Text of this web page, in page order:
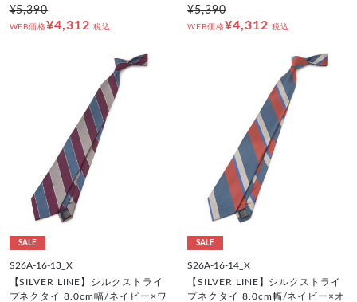
¥5,390
WEB価格¥4,312 税込
¥5,390
WEB価格¥4,312 税込
SALE
S26A-16-13_X
【SILVER LINE】シルクストライ
プネクタイ 8.0cm幅/ネイビー×ワ
SALE
S26A-16-14_X
【SILVER LINE】シルクストライ
プネクタイ 8.0cm幅/ネイビー×オ